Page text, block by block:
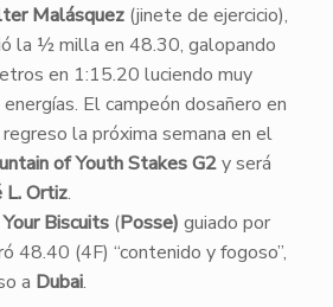
Malásquez(jinete de ejercicio),
la ½ milla en 48.30, galopando
en 1:15.20 luciendo muy
El campeón dosañero en
la próxima semana en el
of Youth Stakes G2y será
L. Ortiz.
Biscuits(Posse) guiado por
48.40 (4F) “contenido y fogoso”,
a Dubai.